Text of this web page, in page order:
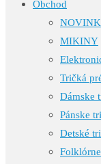
Obchod
MIKINY
Tričká
Dámske
Pánske
Detské